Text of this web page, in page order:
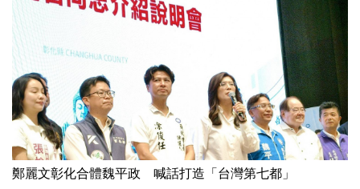
鄭麗文彰化合體魏平政 喊話打造「台灣第七都」